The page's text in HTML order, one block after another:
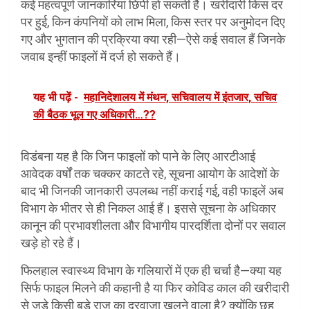
कई महत्वपूर्ण जानकारियां छिपी हो सकती हैं। खरीदारी किस दर
पर हुई, किन कंपनियों को लाभ मिला, किस स्तर पर अनुमोदन दिए
गए और भुगतान की प्रक्रिया क्या रही—ऐसे कई सवाल हैं जिनके
जवाब इन्हीं फाइलों में दर्ज हो सकते हैं।
यह भी पढ़ें - महानिदेशालय में मंथन, सचिवालय में इंतजार, सचिव
की बैठक भूल गए अधिकारी…??
विडंबना यह है कि जिन फाइलों को पाने के लिए आरटीआई
आवेदक वर्षों तक चक्कर काटते रहे, सूचना आयोग के आदेशों के
बाद भी जिनकी जानकारी उपलब्ध नहीं कराई गई, वही फाइलें अब
विभाग के भीतर से ही निकल आई हैं। इससे सूचना के अधिकार
कानून की प्रभावशीलता और विभागीय पारदर्शिता दोनों पर सवाल
खड़े हो रहे हैं।
फिलहाल स्वास्थ्य विभाग के गलियारों में एक ही चर्चा है—क्या यह
सिर्फ फाइल मिलने की कहानी है या फिर कोविड काल की खरीदारी
से जुड़े किसी बड़े राज का दरवाजा खुलने वाला है? क्योंकि छह